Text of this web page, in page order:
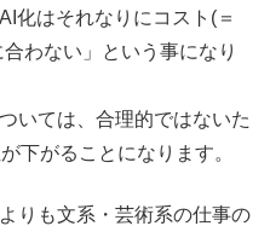
化はそれなりにコスト(＝
わない」という事になり
いては、合理的ではないた
下がることになります。
りも文系・芸術系の仕事の